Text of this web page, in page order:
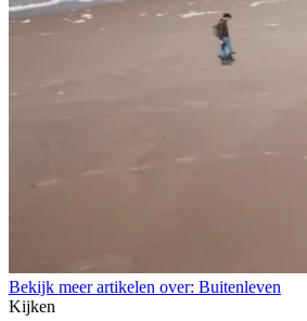
Bekijk meer artikelen over: Buitenleven
Kijken